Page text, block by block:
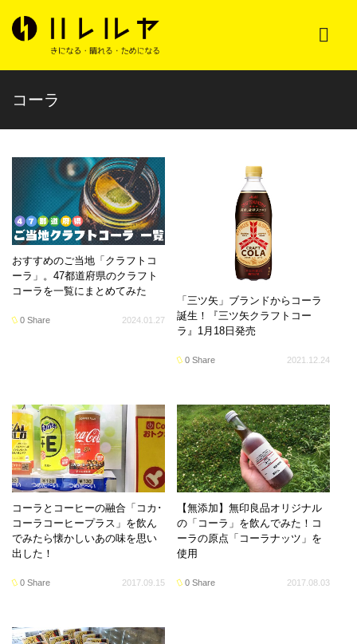
コーラ
おすすめのご当地「クラフトコ
ーラ」。47都道府県のクラフト
コーラを一覧にまとめてみた
0 Share 2024.01.27
「三ツ矢」ブランドからコーラ
誕生！『三ツ矢クラフトコー
ラ』1月18日発売
0 Share 2021.12.24
コーラとコーヒーの融合「コカ･
コーラコーヒープラス」を飲ん
でみたら懐かしいあの味を思い
出した！
0 Share 2017.09.15
【無添加】無印良品オリジナル
の「コーラ」を飲んでみた！コ
ーラの原点「コーラナッツ」を
使用
0 Share 2017.08.03